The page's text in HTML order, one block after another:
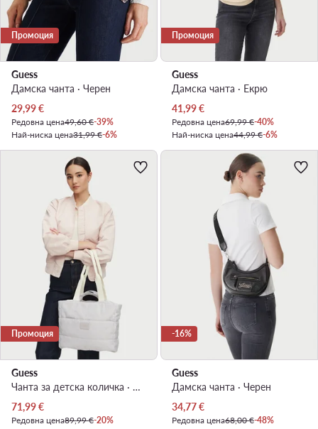
Промоция
Guess
Дамска чанта · Черен
Актуална цена
29,99€
Редовна цена49,60 €-39%
Най-ниска цена31,99 €-6%
Промоция
Guess
Дамска чанта · Екрю
Актуална цена
41,99€
Редовна цена69,99 €-40%
Най-ниска цена44,99 €-6%
Промоция
Guess
Чанта за детска количка · Бял
Актуална цена
71,99€
Редовна цена89,99 €-20%
-16%
Guess
Дамска чанта · Черен
Актуална цена
34,77€
Редовна цена68,00 €-48%